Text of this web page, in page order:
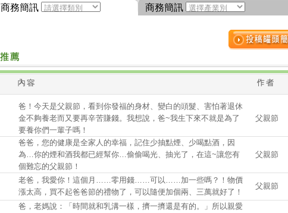
商務簡訊 商務簡訊
爸！今天是父親節，看到你發福的身材、變白的頭髮、害怕著退休
金不夠養老而又要再辛苦賺錢。我想說，爸~我生下來不就是為了
要養你們一輩子嗎！
父親節
爸爸，您的健康是全家人的幸福，記住少抽點煙、少喝點酒，因
為…你的煙和酒我都已經幫你…偷偷喝光、抽光了，在這~讓您有
個難忘的父親節！
父親節
老爸，我愛你！這個月……零用錢……可以……加一些嗎？！物價
漲太高，買不起爸爸節的禮物了，可以隨便加個兩、三萬就好了！
父親節
爸，老媽說：「時間就和乳溝一樣，擠一擠還是有的。」所以親愛